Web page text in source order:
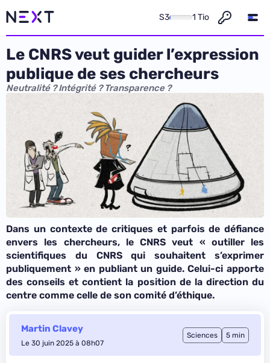
S3 1 Tio
Le CNRS veut guider l’expression
publique de ses chercheurs
Neutralité ? Intégrité ? Transparence ?
Dans un contexte de critiques et parfois de défiance
envers les chercheurs, le CNRS veut « outiller les
scientifiques du CNRS qui souhaitent s’exprimer
publiquement » en publiant un guide. Celui-ci apporte
des conseils et contient la position de la direction du
centre comme celle de son comité d’éthique.
Martin Clavey
Le 30 juin 2025 à 08h07
Sciences 5 min